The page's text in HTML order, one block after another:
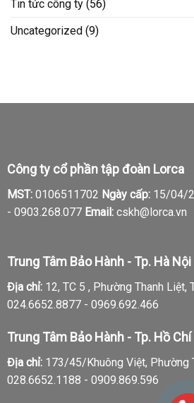
Tin tức công ty (56)
Uncategorized (9)
Công ty cổ phần tập đoàn Lorca
MST:0106511702 Ngày cấp:15/04/
- 0903.268.077 Email:cskh@lorca.vn
Trung Tâm Bảo Hành - Tp. Hà Nội
Địa chỉ:12, TC 5 , Phường Thanh Liệt,
024.6652.8877 - 0969.692.466
Trung Tâm Bảo Hành - Tp. Hồ
Địa chỉ:173/45/Khuông Việt, Phường
028.6652.1188 - 0909.869.596